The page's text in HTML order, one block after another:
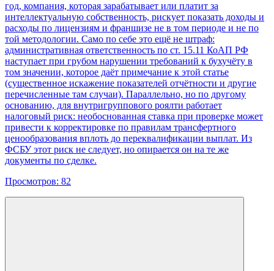
год, компания, которая зарабатывает или платит за
интеллектуальную собственность, рискует показать доходы и
расходы по лицензиям и франшизе не в том периоде и не по
той методологии. Само по себе это ещё не штраф:
административная ответственность по ст. 15.11 КоАП РФ
наступает при грубом нарушении требований к бухучёту в
том значении, которое даёт примечание к этой статье
(существенное искажение показателей отчётности и другие
перечисленные там случаи). Параллельно, но по другому
основанию, для внутригруппового роялти работает
налоговый риск: необоснованная ставка при проверке может
привести к корректировке по правилам трансфертного
ценообразования вплоть до переквалификации выплат. Из
ФСБУ этот риск не следует, но опирается он на те же
документы по сделке.
Просмотров: 82